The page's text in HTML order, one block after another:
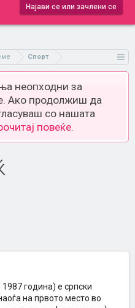
Најави се или зачлени се
Спорт
неопходни за
Ако продолжиш да
со нашата
повеќе.
година) е српски
на првото место во